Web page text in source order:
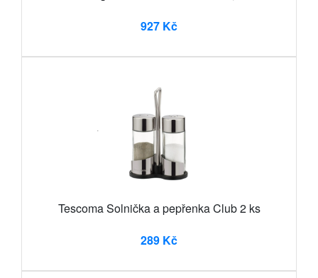
927 Kč
Tescoma Solnička a pepřenka Club 2 ks
289 Kč